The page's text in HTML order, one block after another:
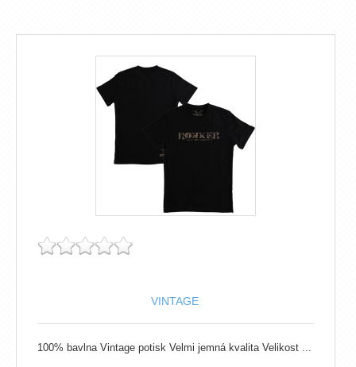
VINTAGE
100% bavlna Vintage potisk Velmi jemná kvalita Velikost ...